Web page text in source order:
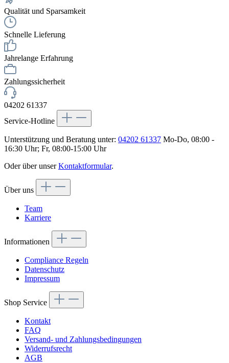
Qualität und Sparsamkeit
Schnelle Lieferung
Jahrelange Erfahrung
Zahlungssicherheit
04202 61337
Service-Hotline
Unterstützung und Beratung unter: 04202 61337 Mo-Do, 08:00 -
16:30 Uhr; Fr, 08:00-15:00 Uhr
Oder über unserKontaktformular.
Über uns
Team
Karriere
Informationen
Compliance Regeln
Datenschutz
Impressum
Shop Service
Kontakt
FAQ
Versand- und Zahlungsbedingungen
Widerrufsrecht
AGB